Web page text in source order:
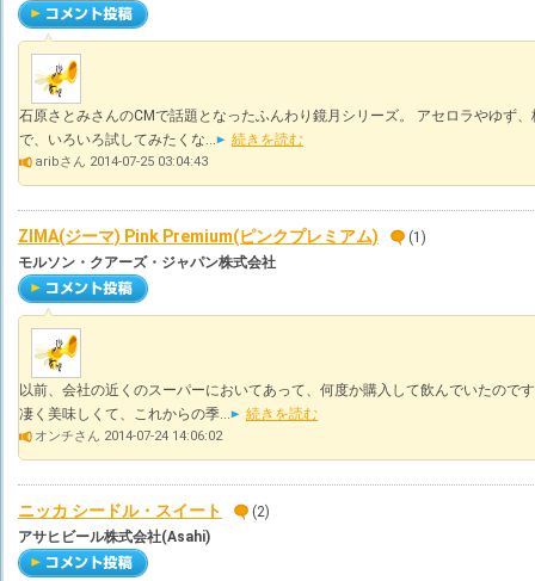
石原さとみさんのCMで話題となったふんわり鏡月シリーズ。 アセロラやゆず
で、いろいろ試してみたくな...
続きを読む
aribさん 2014-07-25 03:04:43
ZIMA(ジーマ) Pink Premium(ピンクプレミアム)
(1)
モルソン・クアーズ・ジャパン株式会社
以前、会社の近くのスーパーにおいてあって、何度か購入して飲んでいたので
凄く美味しくて、これからの季...
続きを読む
オンチさん 2014-07-24 14:06:02
ニッカ シードル・スイート
(2)
アサヒビール株式会社(Asahi)